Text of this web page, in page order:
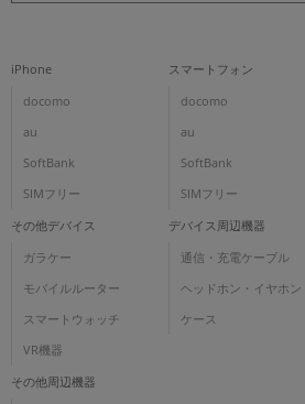
iPhone
docomo
au
SoftBank
SIMフリー
スマートフォン
docomo
au
SoftBank
SIMフリー
その他デバイス
ガラケー
モバイルルーター
スマートウォッチ
VR機器
デバイス周辺機器
通信・充電ケーブル
ヘッドホン・イヤホン
ケース
その他周辺機器